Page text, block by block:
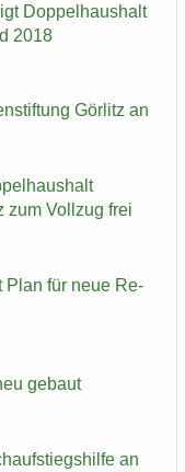
Dop­pel­haus­halt
2018
Gör­litz an
zum Voll­zug frei
Plan für neue Re­
ge­baut
an